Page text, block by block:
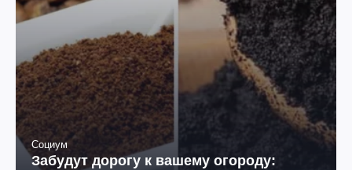
Социум
Забудут дорогу к вашему огороду: